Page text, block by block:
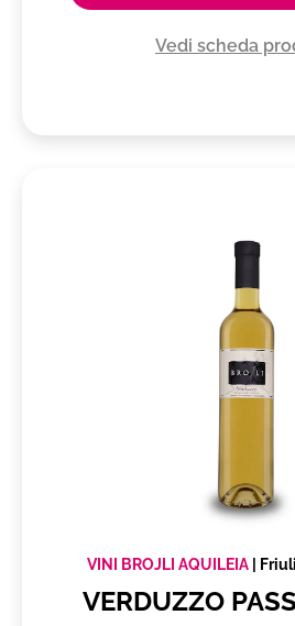
Vedi scheda
VINI BROJLI AQUILEIA |
VERDUZZO